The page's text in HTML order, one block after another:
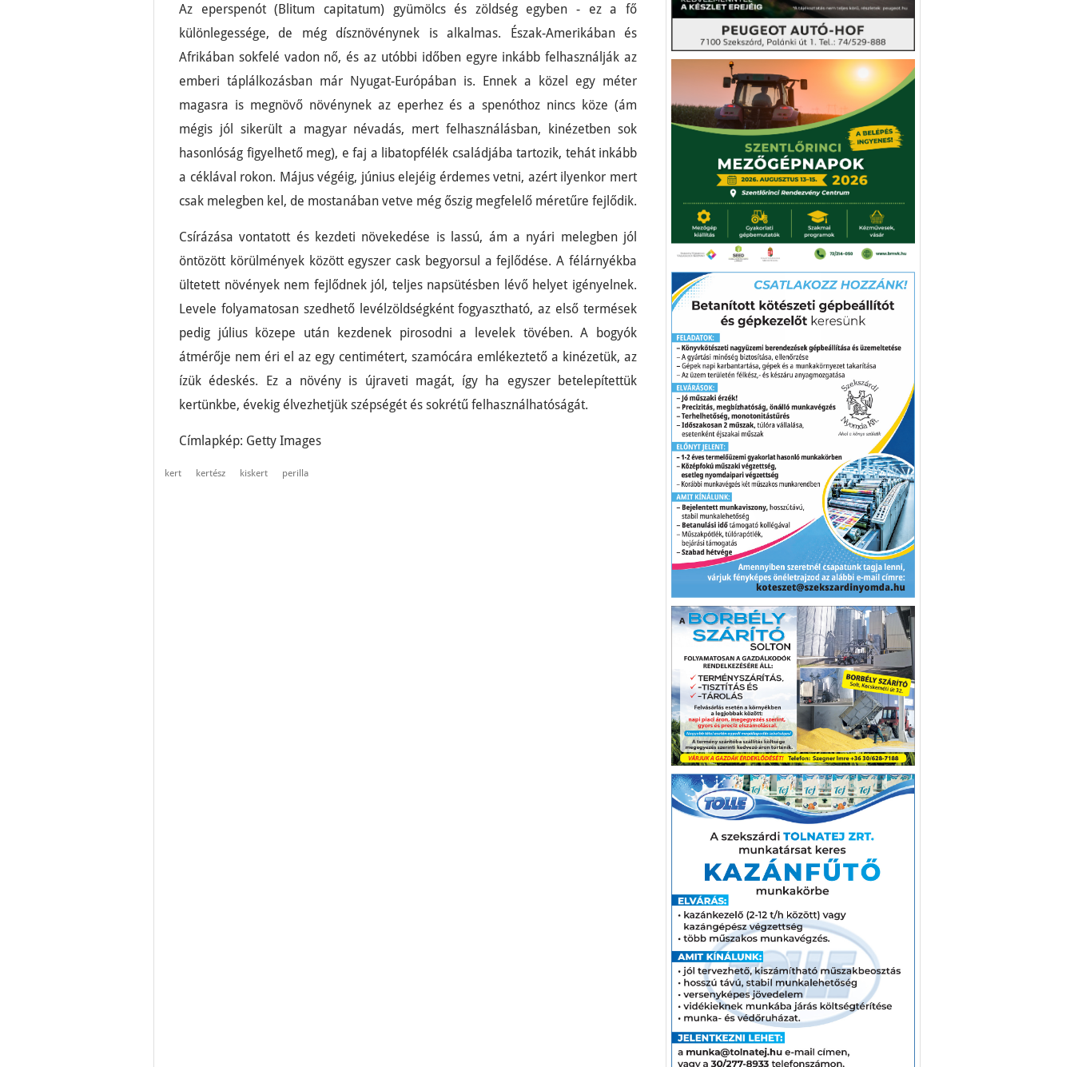
Az eperspenót (Blitum capitatum) gyümölcs és zöldség egyben - ez a fő
különlegessége, de még dísznövénynek is alkalmas. Észak-Amerikában és
Afrikában sokfelé vadon nő, és az utóbbi időben egyre inkább felhasználják az
emberi táplálkozásban már Nyugat-Európában is. Ennek a közel egy méter
magasra is megnövő növénynek az eperhez és a spenóthoz nincs köze (ám
mégis jól sikerült a magyar névadás, mert felhasználásban, kinézetben sok
hasonlóság figyelhető meg), e faj a libatopfélék családjába tartozik, tehát inkább
a céklával rokon. Május végéig, június elejéig érdemes vetni, azért ilyenkor mert
csak melegben kel, de mostanában vetve még őszig megfelelő méretűre fejlődik.
Csírázása vontatott és kezdeti növekedése is lassú, ám a nyári melegben jól
öntözött körülmények között egyszer cask begyorsul a fejlődése. A félárnyékba
ültetett növények nem fejlődnek jól, teljes napsütésben lévő helyet igényelnek.
Levele folyamatosan szedhető levélzöldségként fogyasztható, az első termések
pedig július közepe után kezdenek pirosodni a levelek tövében. A bogyók
átmérője nem éri el az egy centimétert, szamócára emlékeztető a kinézetük, az
ízük édeskés. Ez a növény is újraveti magát, így ha egyszer betelepítettük
kertünkbe, évekig élvezhetjük szépségét és sokrétű felhasználhatóságát.
Címlapkép: Getty Images
kert kertész kiskert perilla